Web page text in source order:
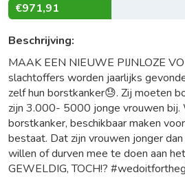
€971,91
Beschrijving:
MAAK EEN NIEUWE PIJNLOZE
slachtoffers worden jaarlijks
zelf hun borstkanker😓. Zij moeten
zijn 3.000- 5000 jonge vrouwen bij.
borstkanker, beschikbaar maken
bestaat. Dat zijn vrouwen jonger
willen of durven mee te doen aan
GEWELDIG, TOCH!?